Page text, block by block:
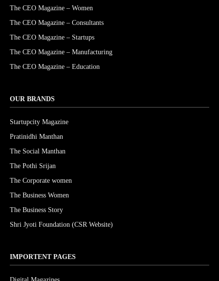
The CEO Magazine – Women
The CEO Magazine – Consultants
The CEO Magazine – Startups
The CEO Magazine – Manufacturing
The CEO Magazine – Education
OUR BRANDS
Startupcity Magazine
Pratinidhi Manthan
The Social Manthan
The Pothi Srijan
The Corporate women
The Business Women
The Business Story
Shri Jyoti Foundation (CSR Website)
IMPORTENT PAGES